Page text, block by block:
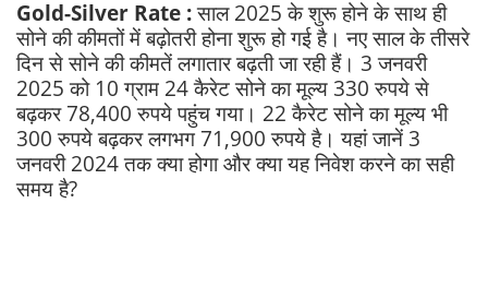
Gold-Silver Rate :साल 2025 के शुरू होने के साथ ही
सोने की कीमतों में बढ़ोतरी होना शुरू हो गई है। नए साल के तीसरे
दिन से सोने की कीमतें लगातार बढ़ती जा रही हैं। 3 जनवरी
2025 को 10 ग्राम 24 कैरेट सोने का मूल्य 330 रुपये से
बढ़कर 78,400 रुपये पहुंच गया। 22 कैरेट सोने का मूल्य भी
300 रुपये बढ़कर लगभग 71,900 रुपये है। यहां जानें 3
जनवरी 2024 तक क्या होगा और क्या यह निवेश करने का सही
समय है?